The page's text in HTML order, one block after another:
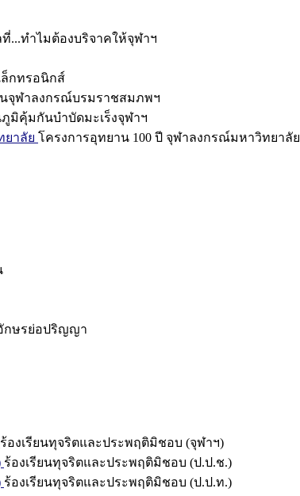
ที่...ทำไมต้องบริจาคให้จุฬาฯ
ล็กทรอนิกส์
จุฬาลงกรณ์บรมราชสมภพฯ
มิคุ้มกันบำบัดมะเร็งจุฬาฯ
ยาลัย โครงการอุทยาน 100 ปี จุฬาลงกรณ์มหาวิทยาลัย
ษรย่อปริญญา
ร้องเรียนทุจริตและประพฤติมิชอบ (จุฬาฯ)
ร้องเรียนทุจริตและประพฤติมิชอบ (ป.ป.ช.)
ร้องเรียนทุจริตและประพฤติมิชอบ (ป.ป.ท.)